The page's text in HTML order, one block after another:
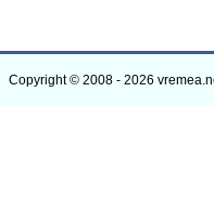
Copyright © 2008 - 2026